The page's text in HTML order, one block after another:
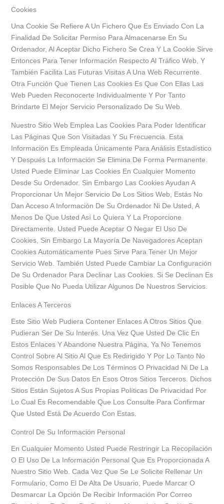
Cookies
Una Cookie Se Refiere A Un Fichero Que Es Enviado Con La
Finalidad De Solicitar Permiso Para Almacenarse En Su
Ordenador, Al Aceptar Dicho Fichero Se Crea Y La Cookie Sirve
Entonces Para Tener Información Respecto Al Tráfico Web, Y
También Facilita Las Futuras Visitas A Una Web Recurrente.
Otra Función Que Tienen Las Cookies Es Que Con Ellas Las
Web Pueden Reconocerte Individualmente Y Por Tanto
Brindarte El Mejor Servicio Personalizado De Su Web.
Nuestro Sitio Web Emplea Las Cookies Para Poder Identificar
Las Páginas Que Son Visitadas Y Su Frecuencia. Esta
Información Es Empleada Únicamente Para Análisis Estadístico
Y Después La Información Se Elimina De Forma Permanente.
Usted Puede Eliminar Las Cookies En Cualquier Momento
Desde Su Ordenador. Sin Embargo Las Cookies Ayudan A
Proporcionar Un Mejor Servicio De Los Sitios Web, Estás No
Dan Acceso A Información De Su Ordenador Ni De Usted, A
Menos De Que Usted Así Lo Quiera Y La Proporcione
Directamente. Usted Puede Aceptar O Negar El Uso De
Cookies, Sin Embargo La Mayoría De Navegadores Aceptan
Cookies Automáticamente Pues Sirve Para Tener Un Mejor
Servicio Web. También Usted Puede Cambiar La Configuración
De Su Ordenador Para Declinar Las Cookies. Si Se Declinan Es
Posible Que No Pueda Utilizar Algunos De Nuestros Servicios.
Enlaces A Terceros
Este Sitio Web Pudiera Contener Enlaces A Otros Sitios Que
Pudieran Ser De Su Interés. Una Vez Que Usted De Clic En
Estos Enlaces Y Abandone Nuestra Página, Ya No Tenemos
Control Sobre Al Sitio Al Que Es Redirigido Y Por Lo Tanto No
Somos Responsables De Los Términos O Privacidad Ni De La
Protección De Sus Datos En Esos Otros Sitios Terceros. Dichos
Sitios Están Sujetos A Sus Propias Políticas De Privacidad Por
Lo Cual Es Recomendable Que Los Consulte Para Confirmar
Que Usted Está De Acuerdo Con Estas.
Control De Su Información Personal
En Cualquier Momento Usted Puede Restringir La Recopilación
O El Uso De La Información Personal Que Es Proporcionada A
Nuestro Sitio Web. Cada Vez Que Se Le Solicite Rellenar Un
Formulario, Como El De Alta De Usuario, Puede Marcar O
Desmarcar La Opción De Recibir Información Por Correo